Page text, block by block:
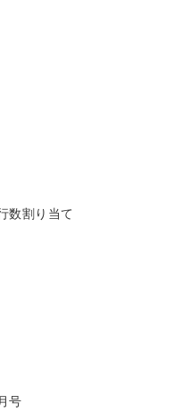
数割り当て
号